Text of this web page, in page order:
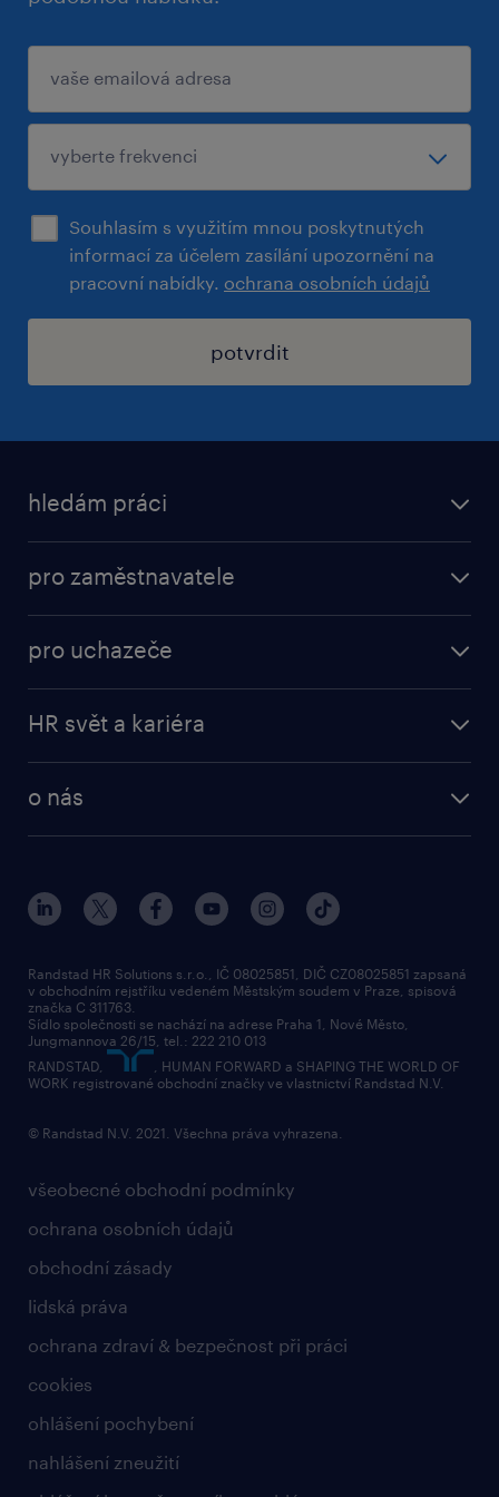
navštivte www.randstad.cz.
Souhlasím s využitím mnou poskytnutých
informací za účelem zasílání upozornění na
pracovní nabídky. ochrana osobních údajů
potvrdit
hledám práci
práce v Amazon
vyberte si zaměstnavatele
pro zaměstnavatele
professional
pro uchazeče
HR svět a kariéra
karierní poradna
o nás
náš příbeh
tiskové zprávy
společenská odpovědnost
přidej se k nám
kontakty & pobočky
bezpečnostní politika
všeobecné obchodní podmínky
ochrana osobních údajů
obchodní zásady
lidská práva
ochrana zdraví & bezpečnost při práci
cookies
ohlášení pochybení
nahlášení zneužití
Randstad HR Solutions s.r.o., IČ 08025851, DIČ CZ08025851 zapsaná
v obchodním rejstříku vedeném Městským soudem v Praze, spisová
značka C 311763.
Sídlo společnosti se nachází na adrese Praha 1, Nové Město,
Jungmannova 26/15, tel.: 222 210 013
RANDSTAD,
, HUMAN FORWARD a SHAPING THE WORLD OF
WORK registrované obchodní značky ve vlastnictví Randstad N.V.
© Randstad N.V. 2021. Všechna práva vyhrazena.